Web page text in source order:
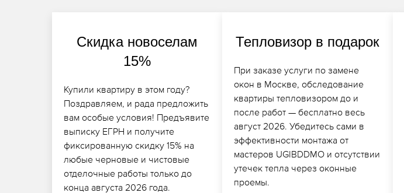
Скидка новоселам
15%
Купили квартиру в этом году?
Поздравляем, и рада предложить
вам особые условия! Предъявите
выписку ЕГРН и получите
фиксированную скидку 15% на
любые черновые и чистовые
отделочные работы только до
конца августа 2026 года.
Тепловизор в подарок
При заказе услуги по замене
окон в Москве, обследование
квартиры тепловизором до и
после работ — бесплатно весь
август 2026. Убедитесь сами в
эффективности монтажа от
мастеров UGIBDDMO и отсутствии
утечек тепла через оконные
проемы.